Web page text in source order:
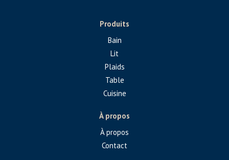
Produits
Bain
Lit
Plaids
Table
Cuisine
À propos
À propos
Contact